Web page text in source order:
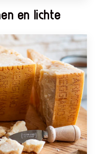
en lichte